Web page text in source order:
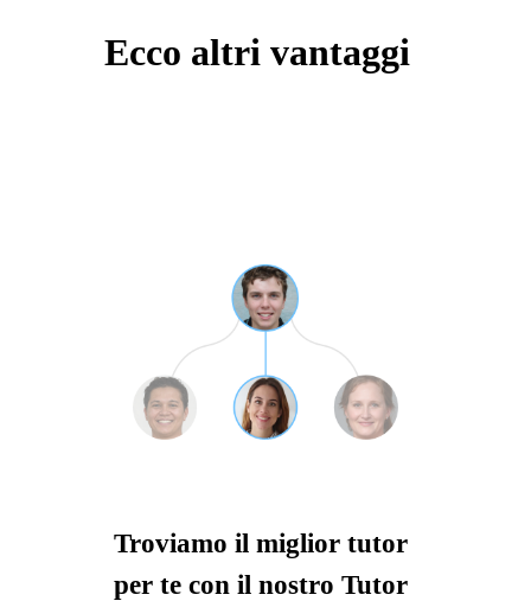
Ecco altri vantaggi
Troviamo il miglior tutor
per te con il nostro Tutor